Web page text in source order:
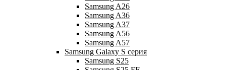
Samsung A26
Samsung A36
Samsung A37
Samsung A56
Samsung A57
Samsung Galaxy S серия
Samsung S25